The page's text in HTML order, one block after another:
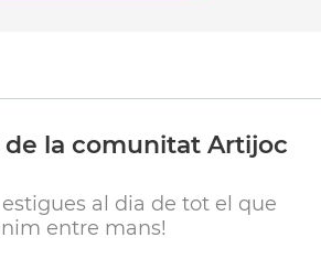
de la comunitat Artijoc
al dia de tot el que
entre mans!